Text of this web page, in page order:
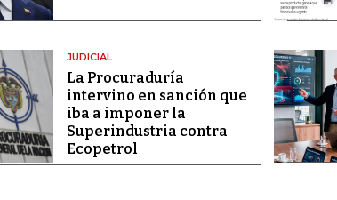
JUDICIAL
La Procuraduría
intervino en sanción que
iba a imponer la
Superindustria contra
Ecopetrol